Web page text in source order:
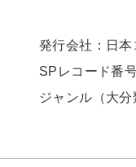
発行会社： 日
SPレコード番号
ジャンル（大分